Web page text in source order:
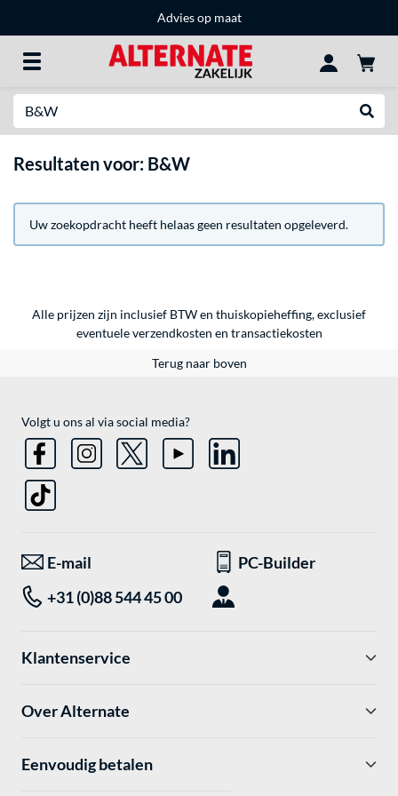
Advies op maat
Resultaten voor: B&W
Uw zoekopdracht heeft helaas geen resultaten opgeleverd.
Alle prijzen zijn inclusief BTW en thuiskopieheffing, exclusief
eventueleverzendkosten en transactiekosten
Terug naar boven
Volgt u ons al via social media?
E-mail
PC-Builder
+31 (0)88 544 45 00
Klantenservice
Over Alternate
Eenvoudig betalen